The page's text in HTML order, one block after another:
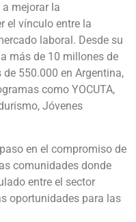
mejorar la
el vínculo entre la
laboral. Desde su
más de 10 millones de
550.000 en Argentina,
como YOCUTA,
Jóvenes
en el compromiso de
comunidades donde
entre el sector
oportunidades para las